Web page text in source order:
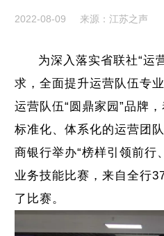
2022-08-09 来源：江苏之声
为深入落实省联社“运
求，全面提升运营队伍专
运营队伍“圆鼎家园”品牌
标准化、体系化的运营团
商银行举办“榜样引领前行
业务技能比赛，来自全行
了比赛。